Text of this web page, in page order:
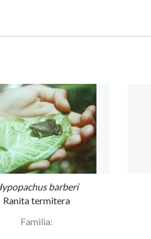
barberi
Ranita termitera
Familia: